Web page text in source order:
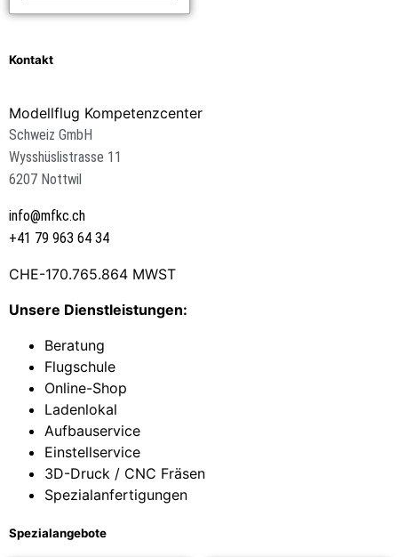
Kontakt
Modellflug Kompetenzcenter
Schweiz GmbH
Wysshüslistrasse 11
6207 Nottwil
info@mfkc.ch
+41 79 963 64 34
CHE-170.765.864 MWST
Unsere Dienstleistungen:
Beratung
Flugschule
Online-Shop
Ladenlokal
Aufbauservice
Einstellservice
3D-Druck / CNC Fräsen
Spezialanfertigungen
Spezialangebote